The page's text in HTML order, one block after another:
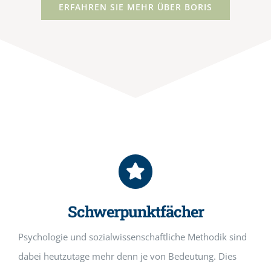
ERFAHREN SIE MEHR ÜBER BORIS
Schwerpunktfächer
Psychologie und sozialwissenschaftliche Methodik sind
dabei heutzutage mehr denn je von Bedeutung. Dies